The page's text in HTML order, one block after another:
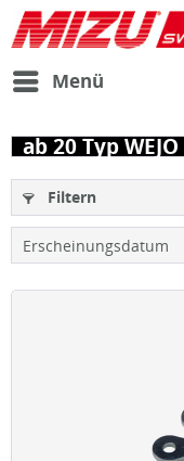
Menü
ab 20 Typ WEJO
Filtern